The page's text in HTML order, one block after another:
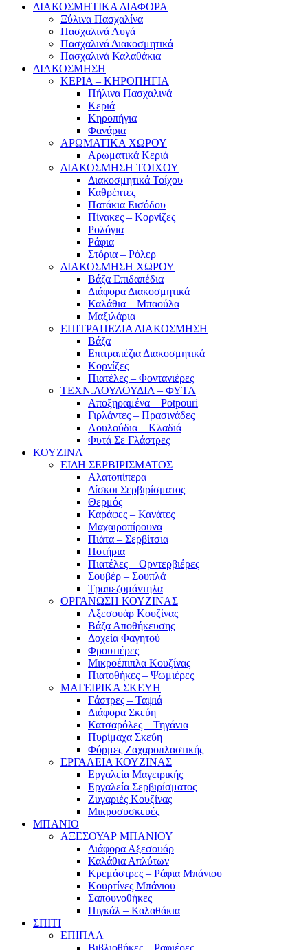
ΔΙΑΚΟΣΜΗΤΙΚΑ ΔΙΑΦΟΡΑ
Ξύλινα Πασχαλίνα
Πασχαλινά Αυγά
Πασχαλινά Διακοσμητικά
Πασχαλινά Καλαθάκια
ΔΙΑΚΟΣΜΗΣΗ
ΚΕΡΙΑ – ΚΗΡΟΠΗΓΙΑ
Πήλινα Πασχαλινά
Κεριά
Κηροπήγια
Φανάρια
ΑΡΩΜΑΤΙΚΑ ΧΩΡΟΥ
Αρωματικά Κεριά
ΔΙΑΚΟΣΜΗΣΗ ΤΟΙΧΟΥ
Διακοσμητικά Τοίχου
Καθρέπτες
Πατάκια Εισόδου
Πίνακες – Κορνίζες
Ρολόγια
Ράφια
Στόρια – Ρόλερ
ΔΙΑΚΟΣΜΗΣΗ ΧΩΡΟΥ
Βάζα Επιδαπέδια
Διάφορα Διακοσμητικά
Καλάθια – Μπαούλα
Μαξιλάρια
ΕΠΙΤΡΑΠΕΖΙΑ ΔΙΑΚΟΣΜΗΣΗ
Βάζα
Επιτραπέζια Διακοσμητικά
Κορνίζες
Πιατέλες – Φοντανιέρες
ΤΕΧΝ.ΛΟΥΛΟΥΔΙΑ – ΦΥΤΑ
Αποξηραμένα – Potpouri
Γιρλάντες – Πρασινάδες
Λουλούδια – Κλαδιά
Φυτά Σε Γλάστρες
ΚΟΥΖΙΝΑ
ΕΙΔΗ ΣΕΡΒΙΡΙΣΜΑΤΟΣ
Αλατοπίπερα
Δίσκοι Σερβιρίσματος
Θερμός
Καράφες – Κανάτες
Μαχαιροπίρουνα
Πιάτα – Σερβίτσια
Ποτήρια
Πιατέλες – Ορντερβιέρες
Σουβέρ – Σουπλά
Τραπεζομάντηλα
ΟΡΓΑΝΩΣΗ ΚΟΥΖΙΝΑΣ
Αξεσουάρ Κουζίνας
Βάζα Αποθήκευσης
Δοχεία Φαγητού
Φρουτιέρες
Μικροέπιπλα Κουζίνας
Πιατοθήκες – Ψωμιέρες
ΜΑΓΕΙΡΙΚΑ ΣΚΕΥΗ
Γάστρες – Ταψιά
Διάφορα Σκεύη
Κατσαρόλες – Τηγάνια
Πυρίμαχα Σκεύη
Φόρμες Ζαχαροπλαστικής
ΕΡΓΑΛΕΙΑ ΚΟΥΖΙΝΑΣ
Εργαλεία Μαγειρικής
Εργαλεία Σερβιρίσματος
Ζυγαριές Κουζίνας
Μικροσυσκευές
ΜΠΑΝΙΟ
ΑΞΕΣΟΥΑΡ ΜΠΑΝΙΟΥ
Διάφορα Αξεσουάρ
Καλάθια Απλύτων
Κρεμάστρες – Ράφια Μπάνιου
Κουρτίνες Μπάνιου
Σαπουνοθήκες
Πιγκάλ – Καλαθάκια
ΣΠΙΤΙ
ΕΠΙΠΛΑ
Βιβλιοθήκες – Ραφιέρες